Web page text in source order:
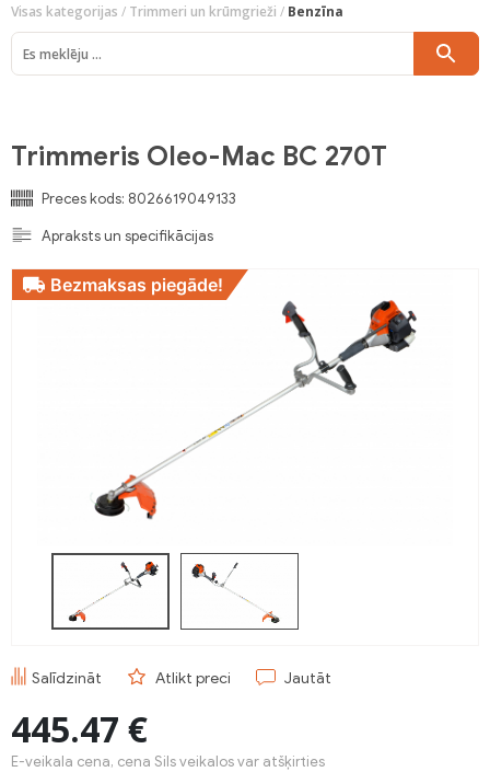
Visas kategorijas / Trimmeri un krūmgrieži / Benzīna
Trimmeris Oleo-Mac BC 270T
Preces kods: 8026619049133
Apraksts un specifikācijas
Bezmaksas piegāde!
Salīdzināt Atlikt preci Jautāt
445.47 €
E-veikala cena, cena Sils veikalos var atšķirties